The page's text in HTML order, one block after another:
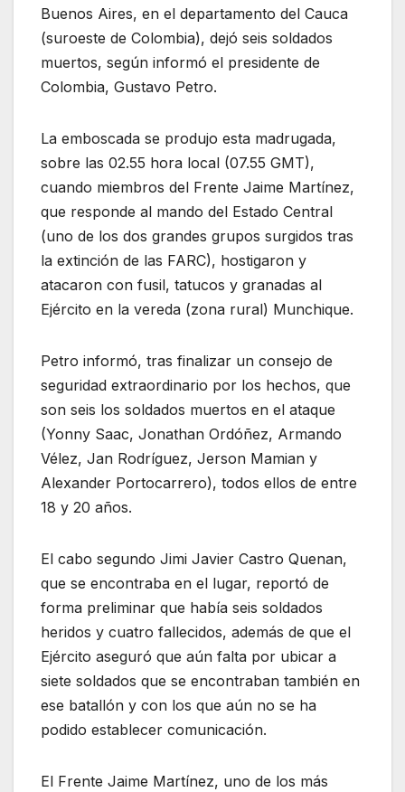
Buenos Aires, en el departamento del Cauca
(suroeste de Colombia), dejó seis soldados
muertos, según informó el presidente de
Colombia, Gustavo Petro.
La emboscada se produjo esta madrugada,
sobre las 02.55 hora local (07.55 GMT),
cuando miembros del Frente Jaime Martínez,
que responde al mando del Estado Central
(uno de los dos grandes grupos surgidos tras
la extinción de las FARC), hostigaron y
atacaron con fusil, tatucos y granadas al
Ejército en la vereda (zona rural) Munchique.
Petro informó, tras finalizar un consejo de
seguridad extraordinario por los hechos, que
son seis los soldados muertos en el ataque
(Yonny Saac, Jonathan Ordóñez, Armando
Vélez, Jan Rodríguez, Jerson Mamian y
Alexander Portocarrero), todos ellos de entre
18 y 20 años.
El cabo segundo Jimi Javier Castro Quenan,
que se encontraba en el lugar, reportó de
forma preliminar que había seis soldados
heridos y cuatro fallecidos, además de que el
Ejército aseguró que aún falta por ubicar a
siete soldados que se encontraban también en
ese batallón y con los que aún no se ha
podido establecer comunicación.
El Frente Jaime Martínez, uno de los más